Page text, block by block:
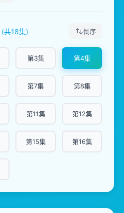
(共18集) 倒序
第3集 第4集
第7集 第8集
第11集 第12集
第15集 第16集